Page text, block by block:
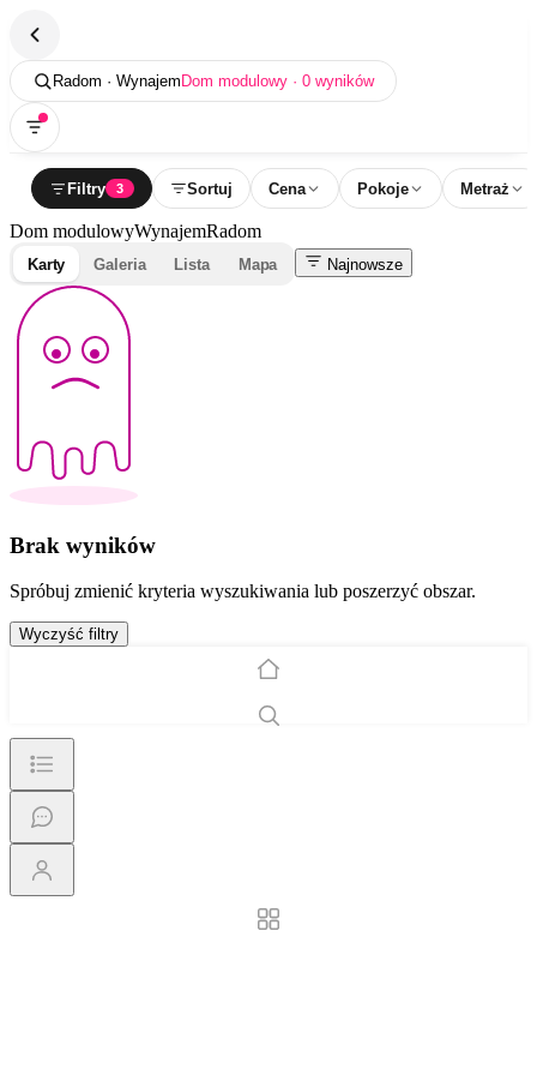
Radom · Wynajem Dom modulowy · 0 wyników
Filtry 3 Sortuj Cena Pokoje Metraż
Dom modulowyWynajemRadom
Karty Galeria Lista Mapa Najnowsze
Brak wyników
Spróbuj zmienić kryteria wyszukiwania lub poszerzyć obszar.
Wyczyść filtry